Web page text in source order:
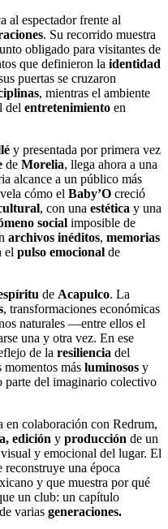
al espectador frente al
. Su recorrido muestra
obligado para visitantes de
que definieron la identidad
puertas se cruzaron
, mientras el ambiente
del entretenimiento en
y presentada por primera vez
de Morelia, llega ahora a una
alcance a un público más
cómo el Baby’O creció
, con una estética y una
social imposible de
archivos inéditos, memorias
el pulso emocional de
de Acapulco. La
, transformaciones económicas
naturales —entre ellos el
una y otra vez. En ese
de la resiliencia del
momentos más luminosos y
parte del imaginario colectivo
en colaboración con Redrum,
edición y producción de un
y emocional del lugar. El
reconstruye una época
y que muestra por qué
un club: un capítulo
de varias generaciones.